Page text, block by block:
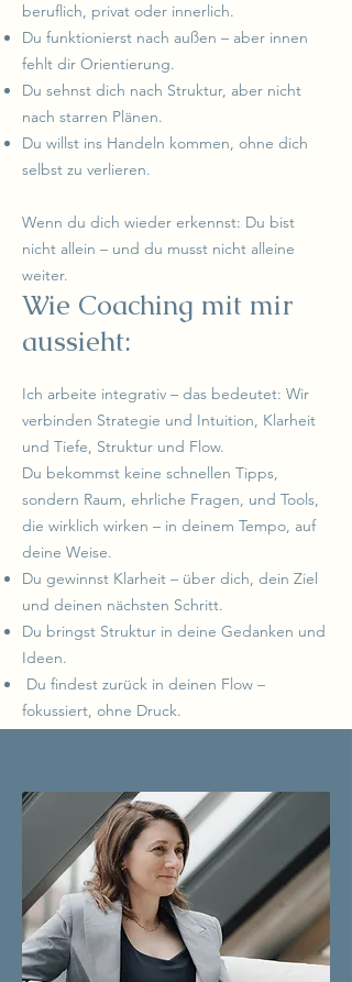
Wie Coaching mit mir
aussieht:
Ich arbeite integrativ – das bedeutet: Wir
verbinden Strategie und Intuition, Klarheit
und Tiefe, Struktur und Flow.
Du bekommst keine schnellen Tipps,
sondern Raum, ehrliche Fragen, und Tools,
die wirklich wirken – in deinem Tempo, auf
deine Weise.
Du gewinnst Klarheit – über dich, dein Ziel
und deinen nächsten Schritt.
Du bringst Struktur in deine Gedanken und
Ideen.
Du findest zurück in deinen Flow –
fokussiert, ohne Druck.
beruflich, privat oder innerlich.
Du funktionierst nach außen – aber innen
fehlt dir Orientierung.
Du sehnst dich nach Struktur, aber nicht
nach starren Plänen.
Du willst ins Handeln kommen, ohne dich
selbst zu verlieren.
Wenn du dich wieder erkennst: Du bist
nicht allein – und du musst nicht alleine
weiter.